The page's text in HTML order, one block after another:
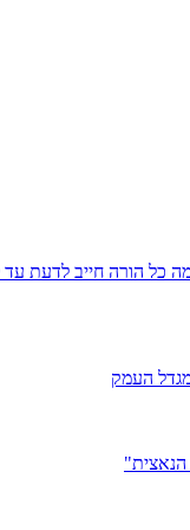
כל הורה חייב לדעת עד
העמק
הנאצית"